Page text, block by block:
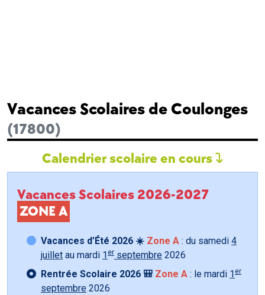
Vacances Scolaires de Coulonges
(17800)
Calendrier scolaire en cours
Vacances Scolaires 2026-2027
ZONE A
Vacances d’Été 2026 ☀️ Zone A : du samedi 4
juillet au mardi 1 er septembre 2026
Rentrée Scolaire 2026 🎒 Zone A : le mardi 1 er
septembre 2026